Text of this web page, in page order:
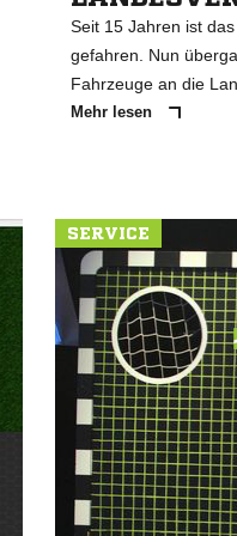
Seit 15 Jahren ist
gefahren. Nun
Fahrzeuge an die
Mehr lesen
SERVICE